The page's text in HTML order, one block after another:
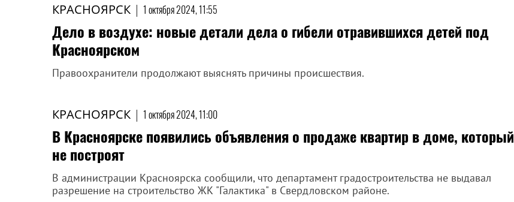
КРАСНОЯРСК | 1 октября 2024, 11:55
Дело в воздухе: новые детали дела о гибели отравившихся детей под
Красноярском
Правоохранители продолжают выяснять причины происшествия.
КРАСНОЯРСК | 1 октября 2024, 11:00
В Красноярске появились объявления о продаже квартир в доме, который
не построят
В администрации Красноярска сообщили, что департамент градостроительства не выдавал
разрешение на строительство ЖК "Галактика" в Свердловском районе.